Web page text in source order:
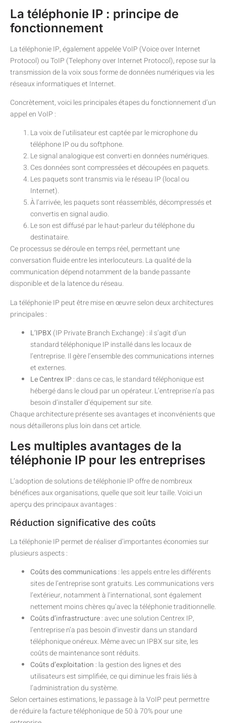
La téléphonie IP : principe de
fonctionnement
La téléphonie IP, également appelée VoIP (Voice over Internet
Protocol) ou ToIP (Telephony over Internet Protocol), repose sur la
transmission de la voix sous forme de données numériques via les
réseaux informatiques et Internet.
Concrètement, voici les principales étapes du fonctionnement d’un
appel en VoIP :
La voix de l’utilisateur est captée par le microphone du
téléphone IP ou du softphone.
Le signal analogique est converti en données numériques.
Ces données sont compressées et découpées en paquets.
Les paquets sont transmis via le réseau IP (local ou
Internet).
À l’arrivée, les paquets sont réassemblés, décompressés et
convertis en signal audio.
Le son est diffusé par le haut-parleur du téléphone du
destinataire.
Ce processus se déroule en temps réel, permettant une
conversation fluide entre les interlocuteurs. La qualité de la
communication dépend notamment de la bande passante
disponible et de la latence du réseau.
La téléphonie IP peut être mise en œuvre selon deux architectures
principales :
L’IPBX (IP Private Branch Exchange) : il s’agit d’un
standard téléphonique IP installé dans les locaux de
l’entreprise. Il gère l’ensemble des communications internes
et externes.
Le Centrex IP: dans ce cas, le standard téléphonique est
hébergé dans le cloud par un opérateur. L’entreprise n’a pas
besoin d’installer d’équipement sur site.
Chaque architecture présente ses avantages et inconvénients que
nous détaillerons plus loin dans cet article.
Les multiples avantages de la
téléphonie IP pour les entreprises
L’adoption de solutions de téléphonie IP offre de nombreux
bénéfices aux organisations, quelle que soit leur taille. Voici un
aperçu des principaux avantages :
Réduction significative des coûts
La téléphonie IP permet de réaliser d’importantes économies sur
plusieurs aspects :
Coûts des communications: les appels entre les différents
sites de l’entreprise sont gratuits. Les communications vers
l’extérieur, notamment à l’international, sont également
nettement moins chères qu’avec la téléphonie traditionnelle.
Coûts d’infrastructure: avec une solution Centrex IP,
l’entreprise n’a pas besoin d’investir dans un standard
téléphonique onéreux. Même avec un IPBX sur site, les
coûts de maintenance sont réduits.
Coûts d’exploitation : la gestion des lignes et des
utilisateurs est simplifiée, ce qui diminue les frais liés à
l’administration du système.
Selon certaines estimations, le passage à la VoIP peut permettre
de réduire la facture téléphonique de 50 à 70% pour une